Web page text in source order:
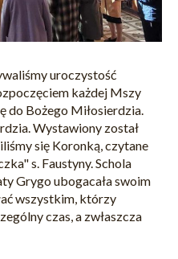
uroczystość
każdej Mszy
do Bożego Miłosierdzia.
Wystawiony został
się Koronką, czytane
s. Faustyny. Schola
Grygo ubogacała swoim
wszystkim, którzy
czas, a zwłaszcza